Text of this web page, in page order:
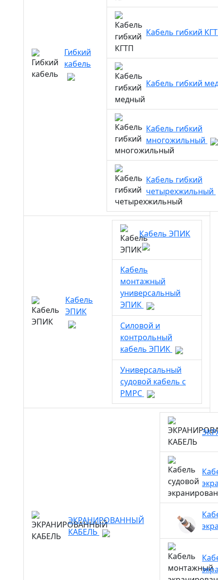
Гибкий
кабель
Кабель гибкий
Кабель гибкий
Кабель гибкий
многожильный
Кабель гибкий
четырехжильный
Кабель
ЭПИК
Кабель ЭПИК
Кабель
монтажный
универсальный
ЭПИК
Силовой и
контрольный
кабель ЭПИК
Универсальный
судовой кабель с
РМРС
ЭКРАНИРОВАННЫЙ
КАБЕЛЬ